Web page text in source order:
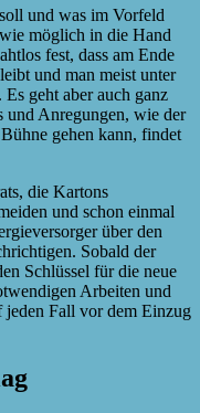
und was im Vorfeld
möglich in die Hand
fest, dass am Ende
und man meist unter
geht aber auch ganz
und Anregungen, wie der
gehen kann, findet
die Kartons
und schon einmal
über den
Sobald der
Schlüssel für die neue
Arbeiten und
jeden Fall vor dem Einzug